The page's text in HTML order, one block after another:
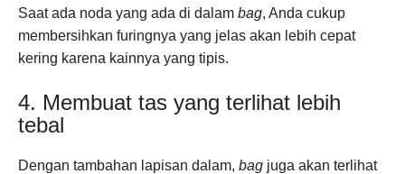
Saat ada noda yang ada di dalam bag, Anda cukup
membersihkan furingnya yang jelas akan lebih cepat
kering karena kainnya yang tipis.
4. Membuat tas yang terlihat lebih
tebal
Dengan tambahan lapisan dalam, bag juga akan terlihat